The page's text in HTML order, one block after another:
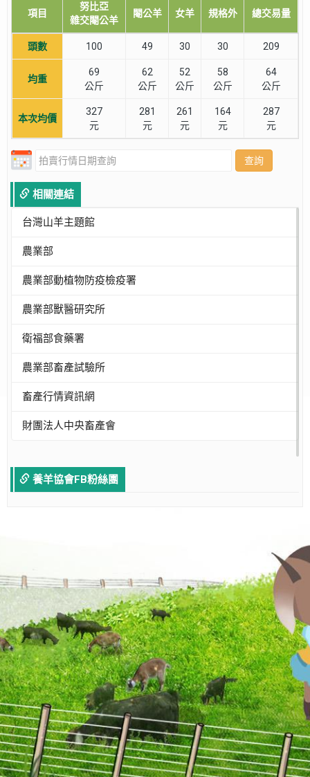
項目
努比亞
雜交閹公羊
閹公羊 女羊 規格外 總交易量
頭數 100 49 30 30 209
均重
69
公斤
62
公斤
52
公斤
58
公斤
64
公斤
本次均價
327
元
281
元
261
元
164
元
287
元
查詢
相關連結
台灣山羊主題館
農業部
農業部動植物防疫檢疫署
農業部獸醫研究所
衛福部食藥署
農業部畜產試驗所
畜產行情資訊網
財團法人中央畜產會
養羊協會FB粉絲團